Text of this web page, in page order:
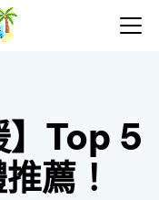
】Top 5
薦！